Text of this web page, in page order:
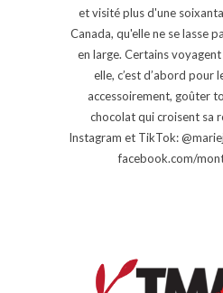
et visité plus d'une
Canada, qu'elle ne se lasse
en large. Certains
elle, c’est d’abord pour
accessoirement, goûter
chocolat qui croisent sa
Instagram et TikTok:
facebook.com/